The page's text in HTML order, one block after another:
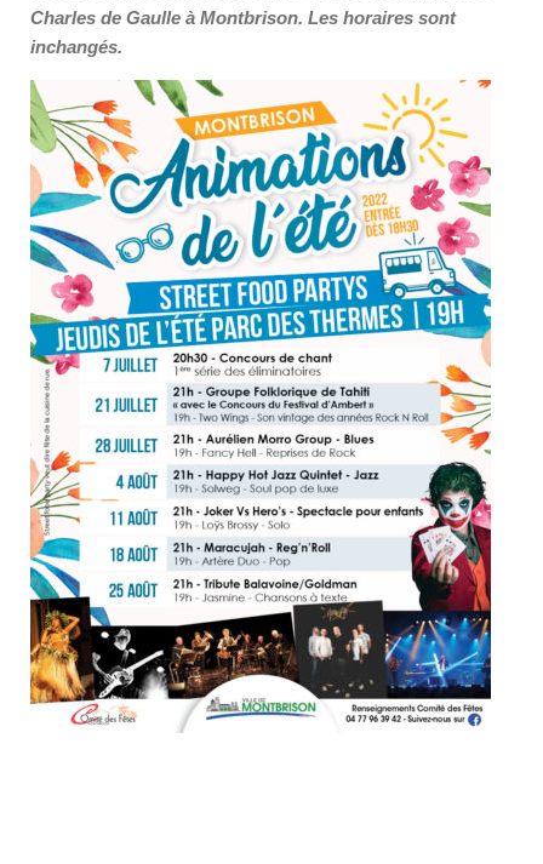
Charles de Gaulle à Montbrison. Les horaires sont
inchangés.